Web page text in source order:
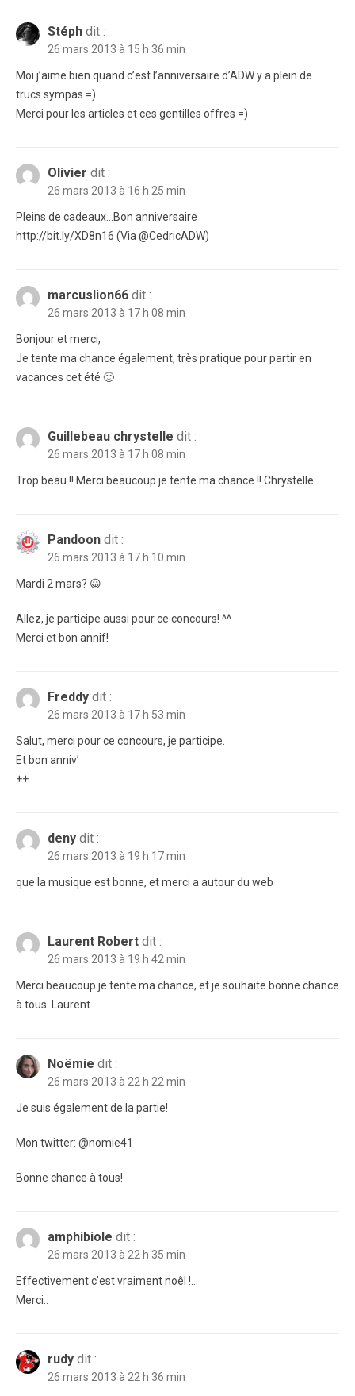
Stéph dit :
26 mars 2013 à 15 h 36 min
Moi j’aime bien quand c’est l’anniversaire d’ADW y a plein de
trucs sympas =)
Merci pour les articles et ces gentilles offres =)
Olivier dit :
26 mars 2013 à 16 h 25 min
Pleins de cadeaux…Bon anniversaire
http://bit.ly/XD8n16 (Via @CedricADW)
marcuslion66 dit :
26 mars 2013 à 17 h 08 min
Bonjour et merci,
Je tente ma chance également, très pratique pour partir en
vacances cet été 🙂
Guillebeau chrystelle dit :
26 mars 2013 à 17 h 08 min
Trop beau !! Merci beaucoup je tente ma chance !! Chrystelle
Pandoon dit :
26 mars 2013 à 17 h 10 min
Mardi 2 mars? 😀
Allez, je participe aussi pour ce concours! ^^
Merci et bon annif!
Freddy dit :
26 mars 2013 à 17 h 53 min
Salut, merci pour ce concours, je participe.
Et bon anniv’
++
deny dit :
26 mars 2013 à 19 h 17 min
que la musique est bonne, et merci a autour du web
Laurent Robert dit :
26 mars 2013 à 19 h 42 min
Merci beaucoup je tente ma chance, et je souhaite bonne chance
à tous. Laurent
Noëmie dit :
26 mars 2013 à 22 h 22 min
Je suis également de la partie!
Mon twitter: @nomie41
Bonne chance à tous!
amphibiole dit :
26 mars 2013 à 22 h 35 min
Effectivement c’est vraiment noêl !…
Merci..
rudy dit :
26 mars 2013 à 22 h 36 min